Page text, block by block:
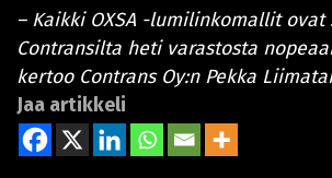
– Kaikki OXSA -lumilinkomallit
Contransilta heti varastosta
kertoo Contrans Oy:n Pekka
Jaa artikkeli